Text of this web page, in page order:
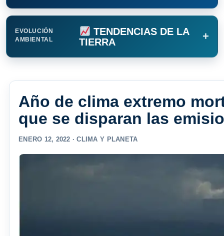
EVOLUCIÓN
AMBIENTAL
TENDENCIAS DE LA
TIERRA
+
Año de clima extremo
que se disparan las
ENERO 12, 2022 ·CLIMA Y PLANETA